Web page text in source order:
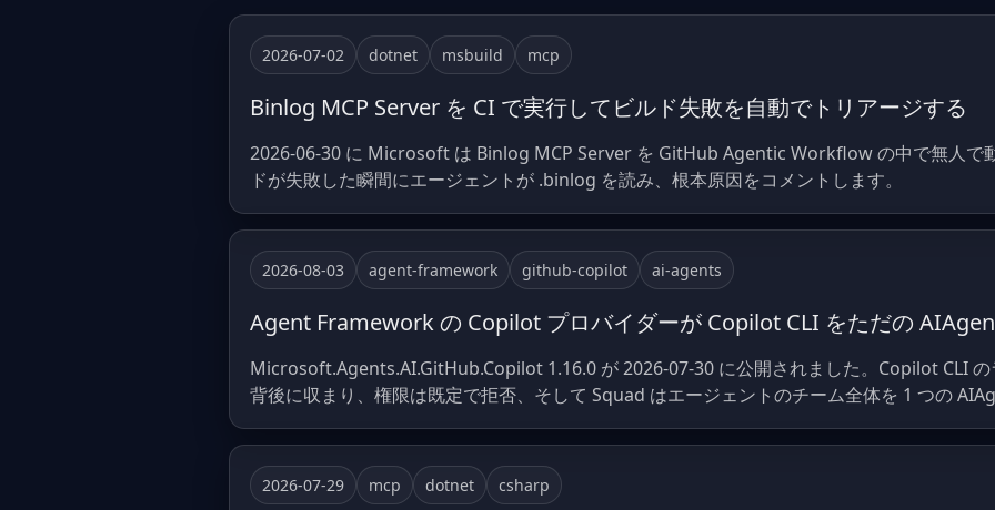
2026-07-02 dotnet msbuild mcp
Binlog MCP Server を CI で実行してビルド失敗を自動でトリアージする
2026-06-30 に Microsoft は Binlog MCP Server を GitHub Agentic Workflow の中で無人で
ドが失敗した瞬間にエージェントが .binlog を読み、根本原因をコメントします。
2026-08-03 agent-framework github-copilot ai-agents
Agent Framework の Copilot プロバイダーが Copilot CLI をただの
Microsoft.Agents.AI.GitHub.Copilot 1.16.0 が 2026-07-30 に公開されました。Copilot CLI
背後に収まり、権限は既定で拒否、そして Squad はエージェントのチーム全体を 1 つの
2026-07-29 mcp dotnet csharp